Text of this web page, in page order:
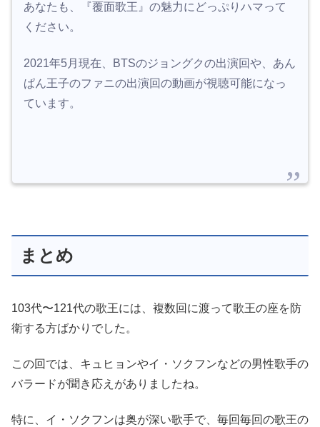
あなたも、『覆面歌王』の魅力にどっぷりハマって
ください。
2021年5月現在、BTSのジョングクの出演回や、あん
ぱん王子のファニの出演回の動画が視聴可能になっ
ています。
まとめ
103代〜121代の歌王には、複数回に渡って歌王の座を防
衛する方ばかりでした。
この回では、キュヒョンやイ・ソクフンなどの男性歌手の
バラードが聞き応えがありましたね。
特に、イ・ソクフンは奥が深い歌手で、毎回毎回の歌王の